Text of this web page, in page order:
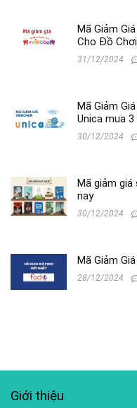
Mã Giảm
Cho Đồ
31/12/2024
Mã Giảm
Unica mua 3
30/12/2024
Mã giảm
nay
30/12/2024
Mã Giảm
28/12/2024
Giới thiệu